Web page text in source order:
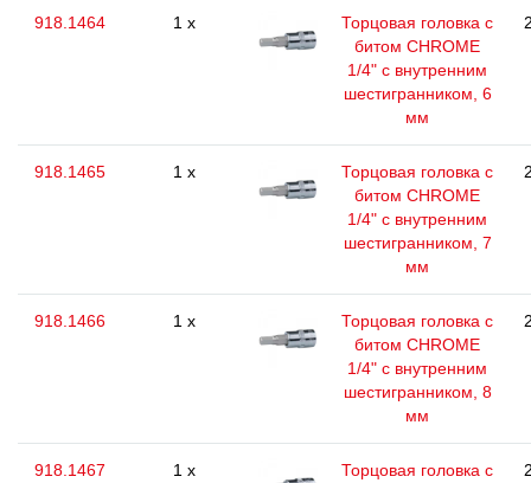
918.1464 1 x
Торцовая головка с
битом CHROME
1/4" с внутренним
шестигранником, 6
мм
918.1465 1 x
Торцовая головка с
битом CHROME
1/4" с внутренним
шестигранником, 7
мм
918.1466 1 x
Торцовая головка с
битом CHROME
1/4" с внутренним
шестигранником, 8
мм
918.1467 1 x
Торцовая головка с